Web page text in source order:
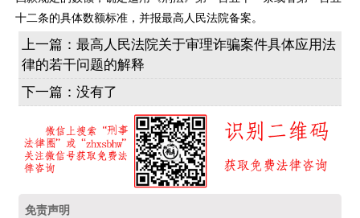
十二条的具体数额标准，并报最高人民法院备案。
上一篇：最高人民法院关于审理诈骗案件具体应用法
律的若干问题的解释
下一篇：没有了
免责声明